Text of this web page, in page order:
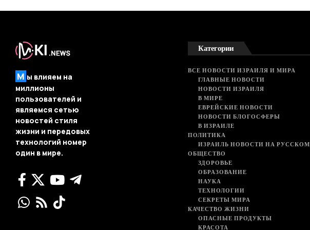
М ы влияем на
миллионы
пользователей и
являемся сетью
новостей стиля
жизни и передовых
технологий номер
один в мире.
Категории
ВСЕ НОВОСТИ ИЗРАИЛЯ И МИРА
ГЛАВНЫЕ НОВОСТИ
НОВОСТИ ИЗРАИЛЯ
В МИРЕ
ЕВРЕЙСКИЕ НОВОСТИ
НОВОСТИ БЛОГОСФЕРЫ
В ИЗРАИЛЕ
ПОЛИТИКА
ИЗРАИЛЬ НОВОСТИ НА РУССКОМ
ОБЩЕСТВО
ЗДОРОВЬЕ
ОБРАЗОВАНИЕ
НАУКА
ТЕХНОЛОГИИ
СЕКРЕТЫ МИРА
КАЧЕСТВО ЖИЗНИ
ОПАСНЫЕ ПРОДУКТЫ
КРАСОТА